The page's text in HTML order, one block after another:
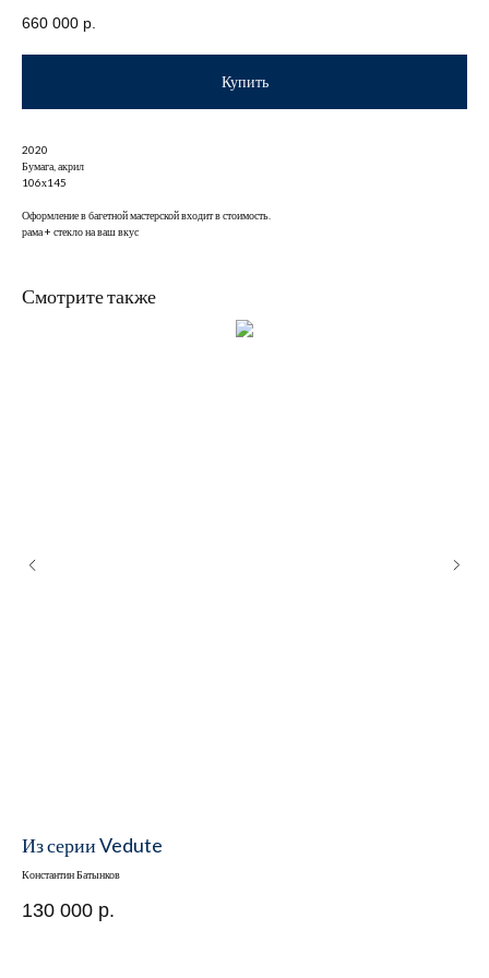
660 000 р.
Купить
2020
Бумага, акрил
106х145
Оформление в багетной мастерской входит в стоимость.
рама + стекло на ваш вкус
Смотрите также
Из серии Vedute
Константин Батынков
130 000 р.